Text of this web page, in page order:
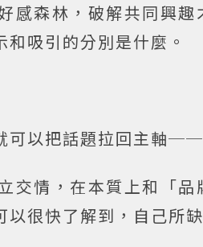
感森林，破解共同興
吸引的分別是什麼。
可以把話題拉回主軸
交情，在本質上和「
很快了解到，自己所